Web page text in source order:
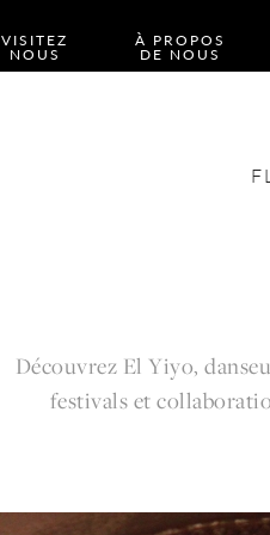
VISITEZ
NOUS
À PROPOS
DE NOUS
Découvrez El Yiyo,
festivals et